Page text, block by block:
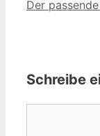
Der
Schreibe